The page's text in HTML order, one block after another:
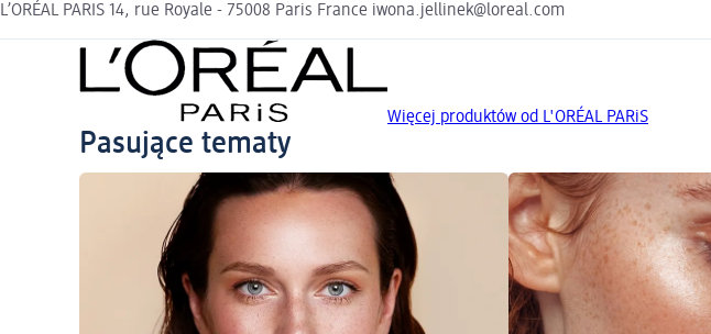
L’ORÉAL PARIS 14, rue Royale - 75008 Paris France iwona.jellinek@loreal.com
Więcej produktów od L'ORÉAL PARiS
Pasujące tematy